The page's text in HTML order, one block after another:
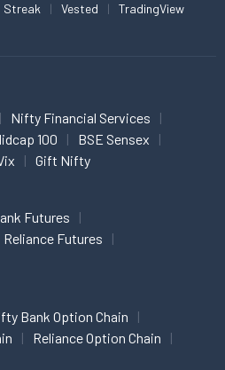
Streak Vested TradingView
Nifty Financial Services
100
BSE Sensex
Gift Nifty
Futures
Reliance Futures
Bank Option Chain
Reliance Option Chain